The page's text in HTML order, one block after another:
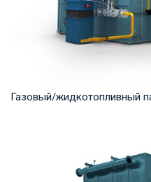
Газовый/жидкотопливный
продукта: 10-50 т/ч